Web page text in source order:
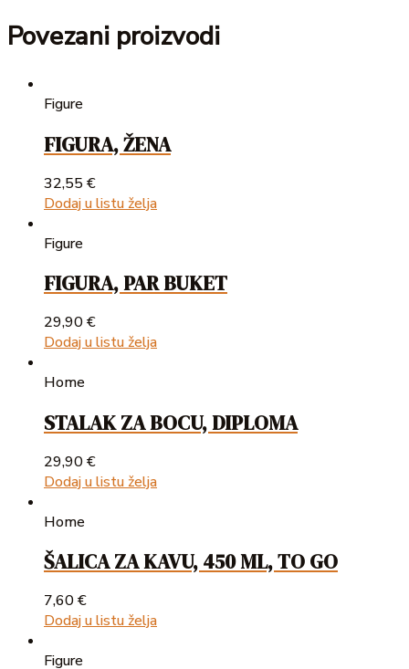
Povezani proizvodi
Figure
FIGURA, ŽENA
32,55€
Dodaj u listu želja
Figure
FIGURA, PAR BUKET
29,90€
Dodaj u listu želja
Home
STALAK ZA BOCU, DIPLOMA
29,90€
Dodaj u listu želja
Home
ŠALICA ZA KAVU, 450 ML, TO GO
7,60€
Dodaj u listu želja
Figure